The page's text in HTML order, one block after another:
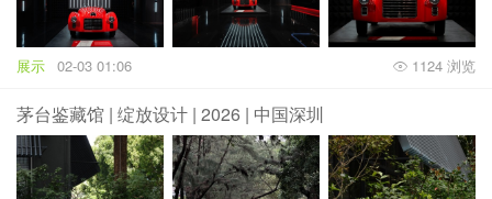
展示 02-03 01:06 1124 浏览
茅台鉴藏馆 | 绽放设计 | 2026 | 中国深圳